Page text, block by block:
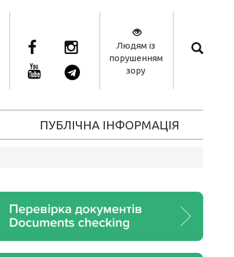
Людям із
порушенням
зору
ПУБЛІЧНА ІНФОРМАЦІЯ